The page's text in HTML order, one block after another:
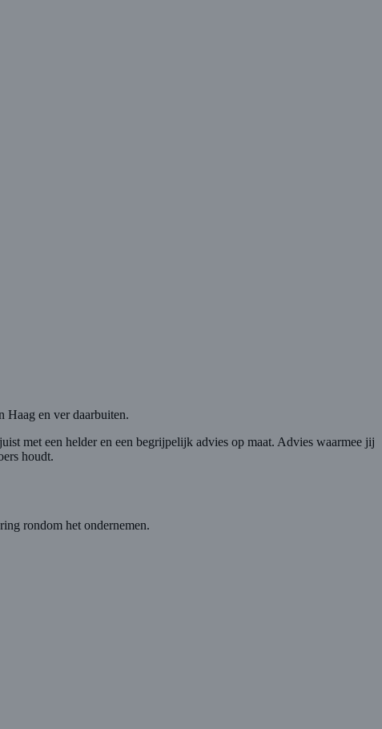
Haag en ver daarbuiten.
met een helder en een begrijpelijk advies op maat. Advies waarmee jij
houdt.
rondom het ondernemen.